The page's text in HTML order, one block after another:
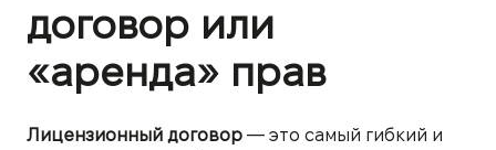
договор или
«аренда» прав
Лицензионный договор — это самый гибкий и